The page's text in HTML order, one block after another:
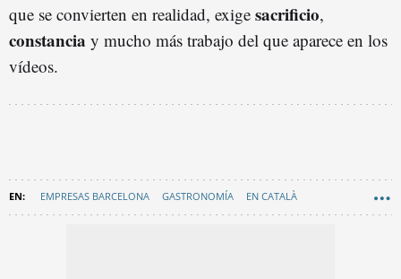
que se convierten en realidad, exige sacrificio,
constancia y mucho más trabajo del que aparece en los
vídeos.
EMPRESAS BARCELONA GASTRONOMÍA EN CATALÀ